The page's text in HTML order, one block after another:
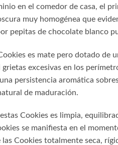
en el comedor de casa, el
muy homogénea que
pepitas de chocolate blanco
es mate pero dotado
excesivas en los
persistencia aromática
de maduración.
Cookies es limpia,
se manifiesta en el
Cookies totalmente seca,